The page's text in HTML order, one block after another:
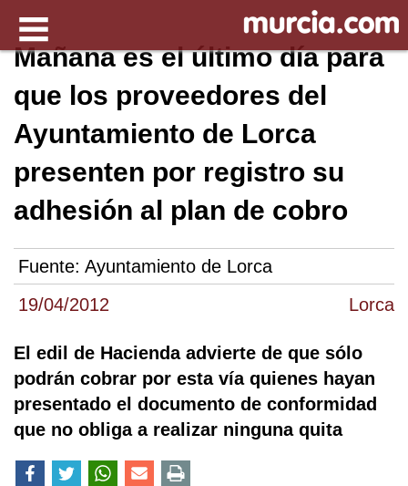
19/04/2012 Lorca
Mañana es el último día para
que los proveedores del
Ayuntamiento de Lorca
presenten por registro su
adhesión al plan de cobro
Fuente: Ayuntamiento de Lorca
El edil de Hacienda advierte de que sólo
podrán cobrar por esta vía quienes hayan
presentado el documento de conformidad
que no obliga a realizar ninguna quita